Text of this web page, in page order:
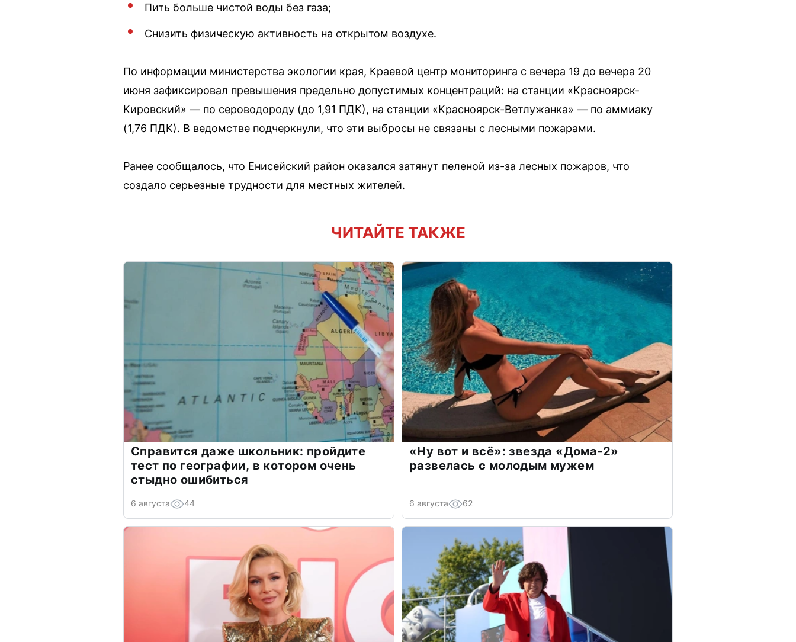
Пить больше чистой воды без газа;
Снизить физическую активность на открытом воздухе.
По информации министерства экологии края, Краевой центр мониторинга с вечера 19 до вечера 20
июня зафиксировал превышения предельно допустимых концентраций: на станции «Красноярск-
Кировский» — по сероводороду (до 1,91 ПДК), на станции «Красноярск-Ветлужанка» — по аммиаку
(1,76 ПДК). В ведомстве подчеркнули, что эти выбросы не связаны с лесными пожарами.
Ранее сообщалось, что Енисейский район оказался затянут пеленой из-за лесных пожаров, что
создало серьезные трудности для местных жителей.
ЧИТАЙТЕ ТАКЖЕ
Справится даже школьник: пройдите
тест по географии, в котором очень
стыдно ошибиться
6 августа 44
«Ну вот и всё»: звезда «Дома-2»
развелась с молодым мужем
6 августа 62